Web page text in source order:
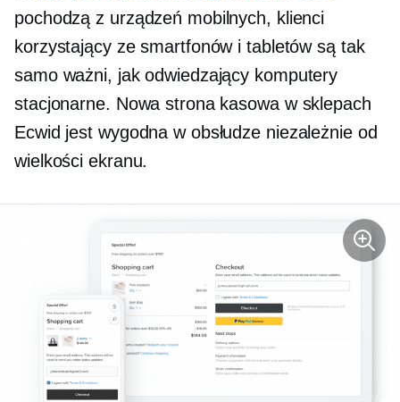
pochodzą z urządzeń mobilnych, klienci
korzystający ze smartfonów i tabletów są tak
samo ważni, jak odwiedzający komputery
stacjonarne. Nowa strona kasowa w sklepach
Ecwid jest wygodna w obsłudze niezależnie od
wielkości ekranu.